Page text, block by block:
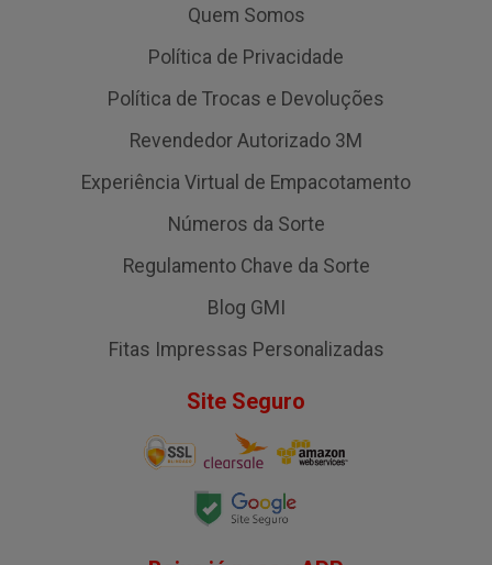
Quem Somos
Política de Privacidade
Política de Trocas e Devoluções
Revendedor Autorizado 3M
Experiência Virtual de Empacotamento
Números da Sorte
Regulamento Chave da Sorte
Blog GMI
Fitas Impressas Personalizadas
Site Seguro